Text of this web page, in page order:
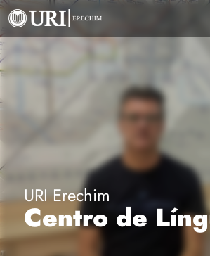
URI Erechim
Centro de